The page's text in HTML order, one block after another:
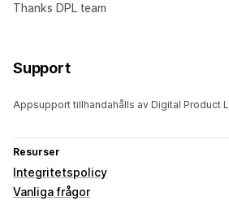
Thanks DPL team
Support
Appsupport tillhandahålls av Digital Product
Resurser
Integritetspolicy
Vanliga frågor